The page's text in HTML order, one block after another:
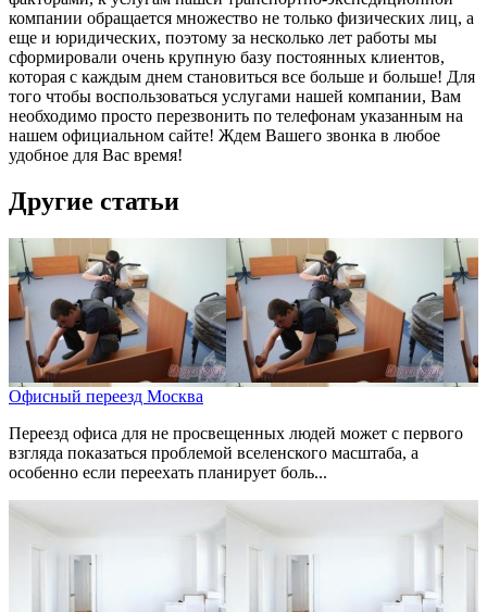
компании обращается множество не только физических лиц, а
еще и юридических, поэтому за несколько лет работы мы
сформировали очень крупную базу постоянных клиентов,
которая с каждым днем становиться все больше и больше! Для
того чтобы воспользоваться услугами нашей компании, Вам
необходимо просто перезвонить по телефонам указанным на
нашем официальном сайте! Ждем Вашего звонка в любое
удобное для Вас время!
Другие статьи
Офисный переезд Москва
Переезд офиса для не просвещенных людей может с первого
взгляда показаться проблемой вселенского масштаба, а
особенно если переехать планирует боль...